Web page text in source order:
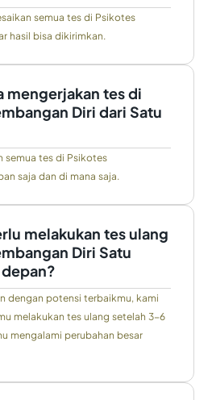
semua tes di Psikotes
hasil bisa dikirimkan.
mengerjakan tes di
Diri dari Satu
semua tes di Psikotes
saja dan di mana saja.
melakukan tes ulang
Diri Satu
dengan potensi terbaikmu, kami
melakukan tes ulang setelah 3-6
mengalami perubahan besar